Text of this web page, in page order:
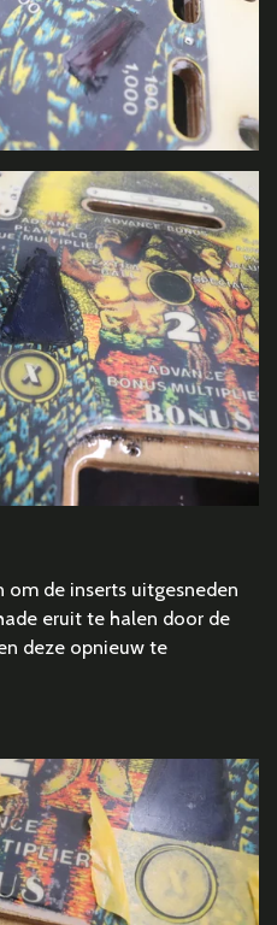
om de inserts uitgesneden
eruit te halen door de
deze opnieuw te